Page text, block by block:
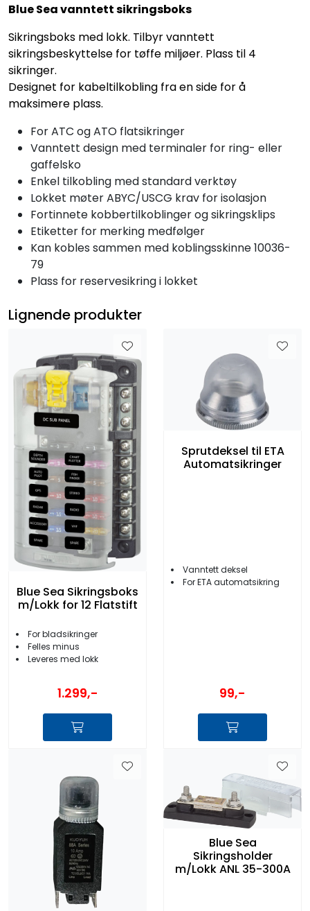
Blue Sea vanntett sikringsboks
Sikringsboks med lokk. Tilbyr vanntett
sikringsbeskyttelse for tøffe miljøer. Plass til 4
sikringer.
Designet for kabeltilkobling fra en side for å
maksimere plass.
For ATC og ATO flatsikringer
Vanntett design med terminaler for ring- eller
gaffelsko
Enkel tilkobling med standard verktøy
Lokket møter ABYC/USCG krav for isolasjon
Fortinnete kobbertilkoblinger og sikringsklips
Etiketter for merking medfølger
Kan kobles sammen med koblingsskinne 10036-
79
Plass for reservesikring i lokket
Lignende produkter
Blue Sea Sikringsboks
m/Lokk for 12 Flatstift
For bladsikringer
Felles minus
Leveres med lokk
1.299,-
Sprutdeksel til ETA
Automatsikringer
Vanntett deksel
For ETA automatsikring
99,-
Blue Sea
Sikringsholder
m/Lokk ANL 35-300A